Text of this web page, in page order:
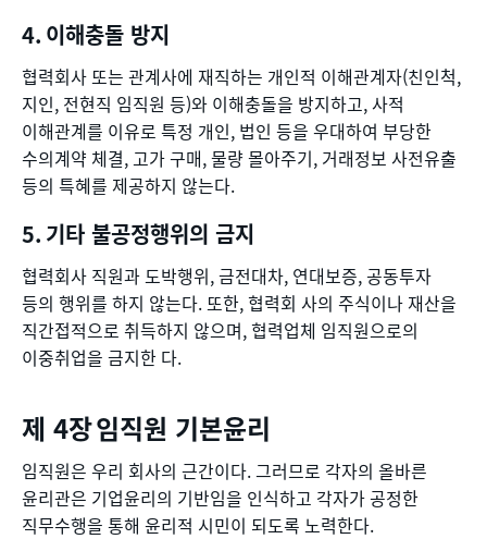
이해충돌 방지
협력회사 또는 관계사에 재직하는 개인적 이해관계자(친인척,
지인, 전현직 임직원 등)와 이해충돌을 방지하고, 사적
이해관계를 이유로 특정 개인, 법인 등을 우대하여 부당한
수의계약 체결, 고가 구매, 물량 몰아주기, 거래정보 사전유출
등의 특혜를 제공하지 않는다.
기타 불공정행위의 금지
협력회사 직원과 도박행위, 금전대차, 연대보증, 공동투자
등의 행위를 하지 않는다. 또한, 협력회 사의 주식이나 재산을
직간접적으로 취득하지 않으며, 협력업체 임직원으로의
이중취업을 금지한 다.
임직원 기본윤리
임직원은 우리 회사의 근간이다. 그러므로 각자의 올바른
윤리관은 기업윤리의 기반임을 인식하고 각자가 공정한
직무수행을 통해 윤리적 시민이 되도록 노력한다.